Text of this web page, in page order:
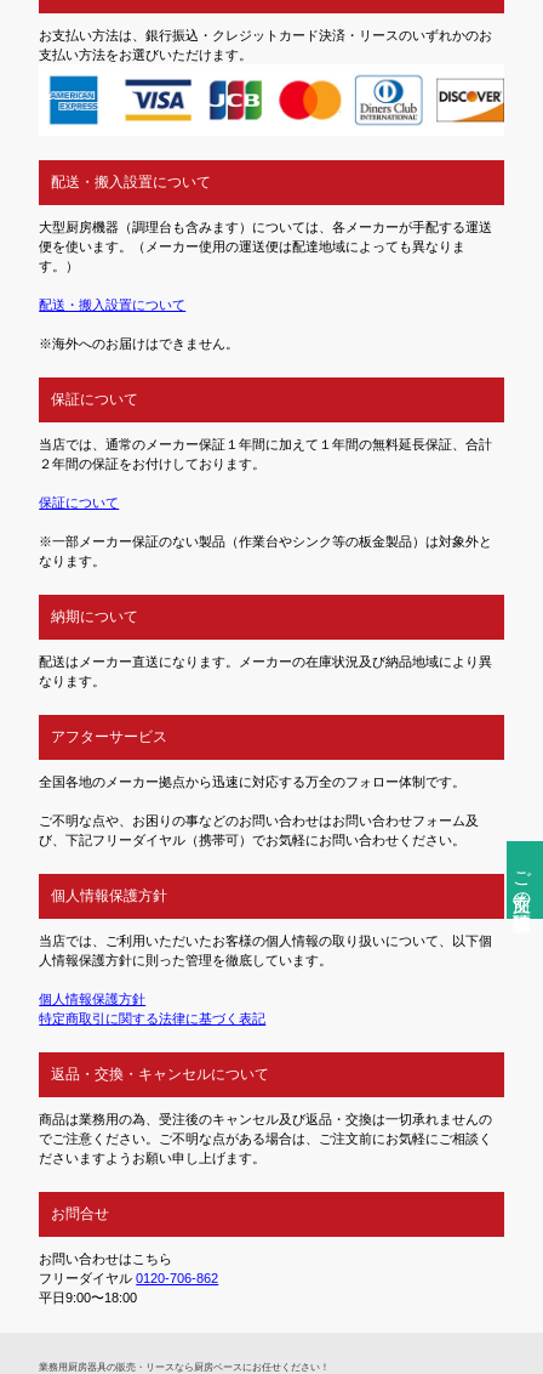
ご注文前の確認事項
お支払い方法は、銀行振込・クレジットカード決済・リースのいずれかのお
支払い方法をお選びいただけます。
配送・搬入設置について
大型厨房機器（調理台も含みます）については、各メーカーが手配する運送
便を使います。（メーカー使用の運送便は配達地域によっても異なりま
す。）
配送・搬入設置について
※海外へのお届けはできません。
保証について
当店では、通常のメーカー保証１年間に加えて１年間の無料延長保証、合計
２年間の保証をお付けしております。
保証について
※一部メーカー保証のない製品（作業台やシンク等の板金製品）は対象外と
なります。
納期について
配送はメーカー直送になります。メーカーの在庫状況及び納品地域により異
なります。
アフターサービス
全国各地のメーカー拠点から迅速に対応する万全のフォロー体制です。
ご不明な点や、お困りの事などのお問い合わせはお問い合わせフォーム及
び、下記フリーダイヤル（携帯可）でお気軽にお問い合わせください。
個人情報保護方針
当店では、ご利用いただいたお客様の個人情報の取り扱いについて、以下個
人情報保護方針に則った管理を徹底しています。
個人情報保護方針
特定商取引に関する法律に基づく表記
返品・交換・キャンセルについて
商品は業務用の為、受注後のキャンセル及び返品・交換は一切承れませんの
でご注意ください。ご不明な点がある場合は、ご注文前にお気軽にご相談く
ださいますようお願い申し上げます。
お問合せ
お問い合わせはこちら
フリーダイヤル0120-706-862
平日9:00〜18:00
業務⽤厨房器具の販売・リースなら厨房ベースにお任せください！